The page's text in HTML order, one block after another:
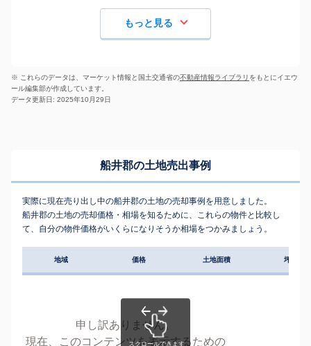
もっと見る
※ これらのデータは、マーケット情報と国土交通省の不動産情報ライブラリ をもとにイエウ
ール編集部が作成しています。
データ更新日: 2025年10月29日
船井郡の土地売出事例
実際に現在売り出し中の船井郡の土地の売却事例を用意しました。
船井郡の土地の売却価格・相場を知るために、これらの物件と比較し
て、自分の物件価格がいくらになりそうか相場をつかみましょう。
地域 価格 土地面積 坪単価
申し訳ありません。
現在、このコンテンツを表示するための